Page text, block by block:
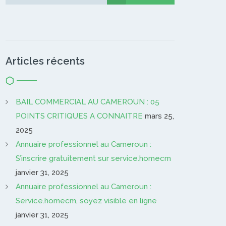
Articles récents
BAIL COMMERCIAL AU CAMEROUN : 05
POINTS CRITIQUES A CONNAITRE mars 25,
2025
Annuaire professionnel au Cameroun :
S’inscrire gratuitement sur service.homecm
janvier 31, 2025
Annuaire professionnel au Cameroun :
Service.homecm, soyez visible en ligne
janvier 31, 2025